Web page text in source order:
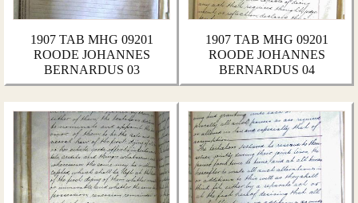
1907 TAB MHG 09201
ROODE JOHANNES
BERNARDUS 03
1907 TAB MHG 09201
ROODE JOHANNES
BERNARDUS 04